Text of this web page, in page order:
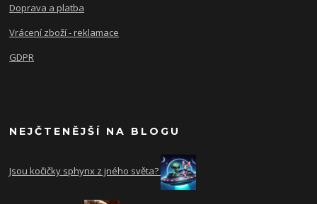
Doprava a platba
Vrácení zboží - reklamace
GDPR
NEJČTENĚJŠÍ NA BLOGU
Jsou kočičky sphynx z jného světa?